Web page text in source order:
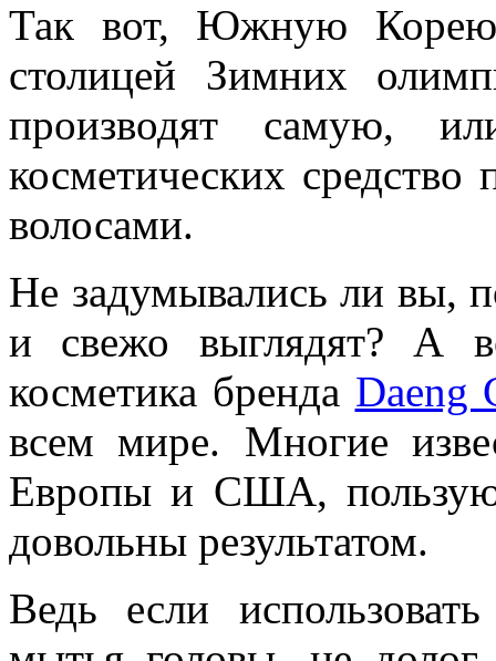
Так вот, Южную
столицей Зимних
производят самую,
косметических
волосами.
Не задумывались ли вы,
и свежо выглядят? А
косметика бренда Daeng
всем мире. Многие
Европы и США,
довольны результатом.
Ведь если